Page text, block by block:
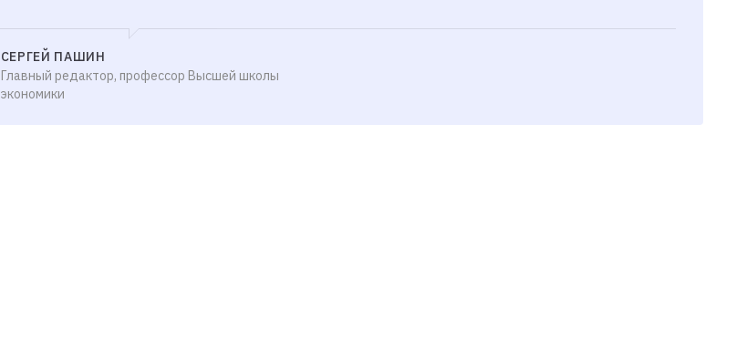
СЕРГЕЙ ПАШИН
Главный редактор, профессор Высшей школы
экономики